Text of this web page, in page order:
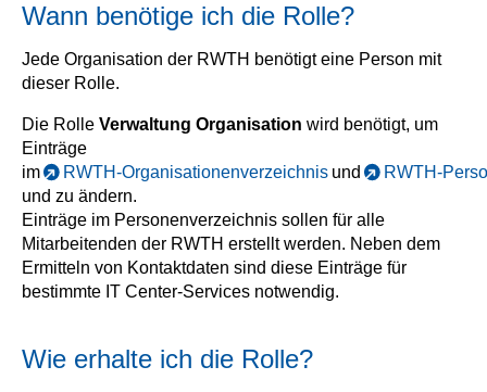
Wann benötige ich die Rolle?
Jede Organisation der RWTH benötigt eine Person mit
dieser Rolle.
Die Rolle Verwaltung Organisation wird benötigt, um
Einträge
im
RWTH‑Organisationenverzeichnis und
und zu ändern.
Einträge im Personenverzeichnis sollen für alle
Mitarbeitenden der RWTH erstellt werden. Neben dem
Ermitteln von Kontaktdaten sind diese Einträge für
bestimmte IT Center‑Services notwendig.
Wie erhalte ich die Rolle?